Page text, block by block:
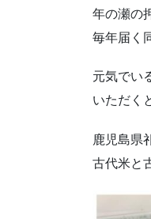
年の瀬の
毎年届く
元気でい
いただく
鹿児島県
古代米と